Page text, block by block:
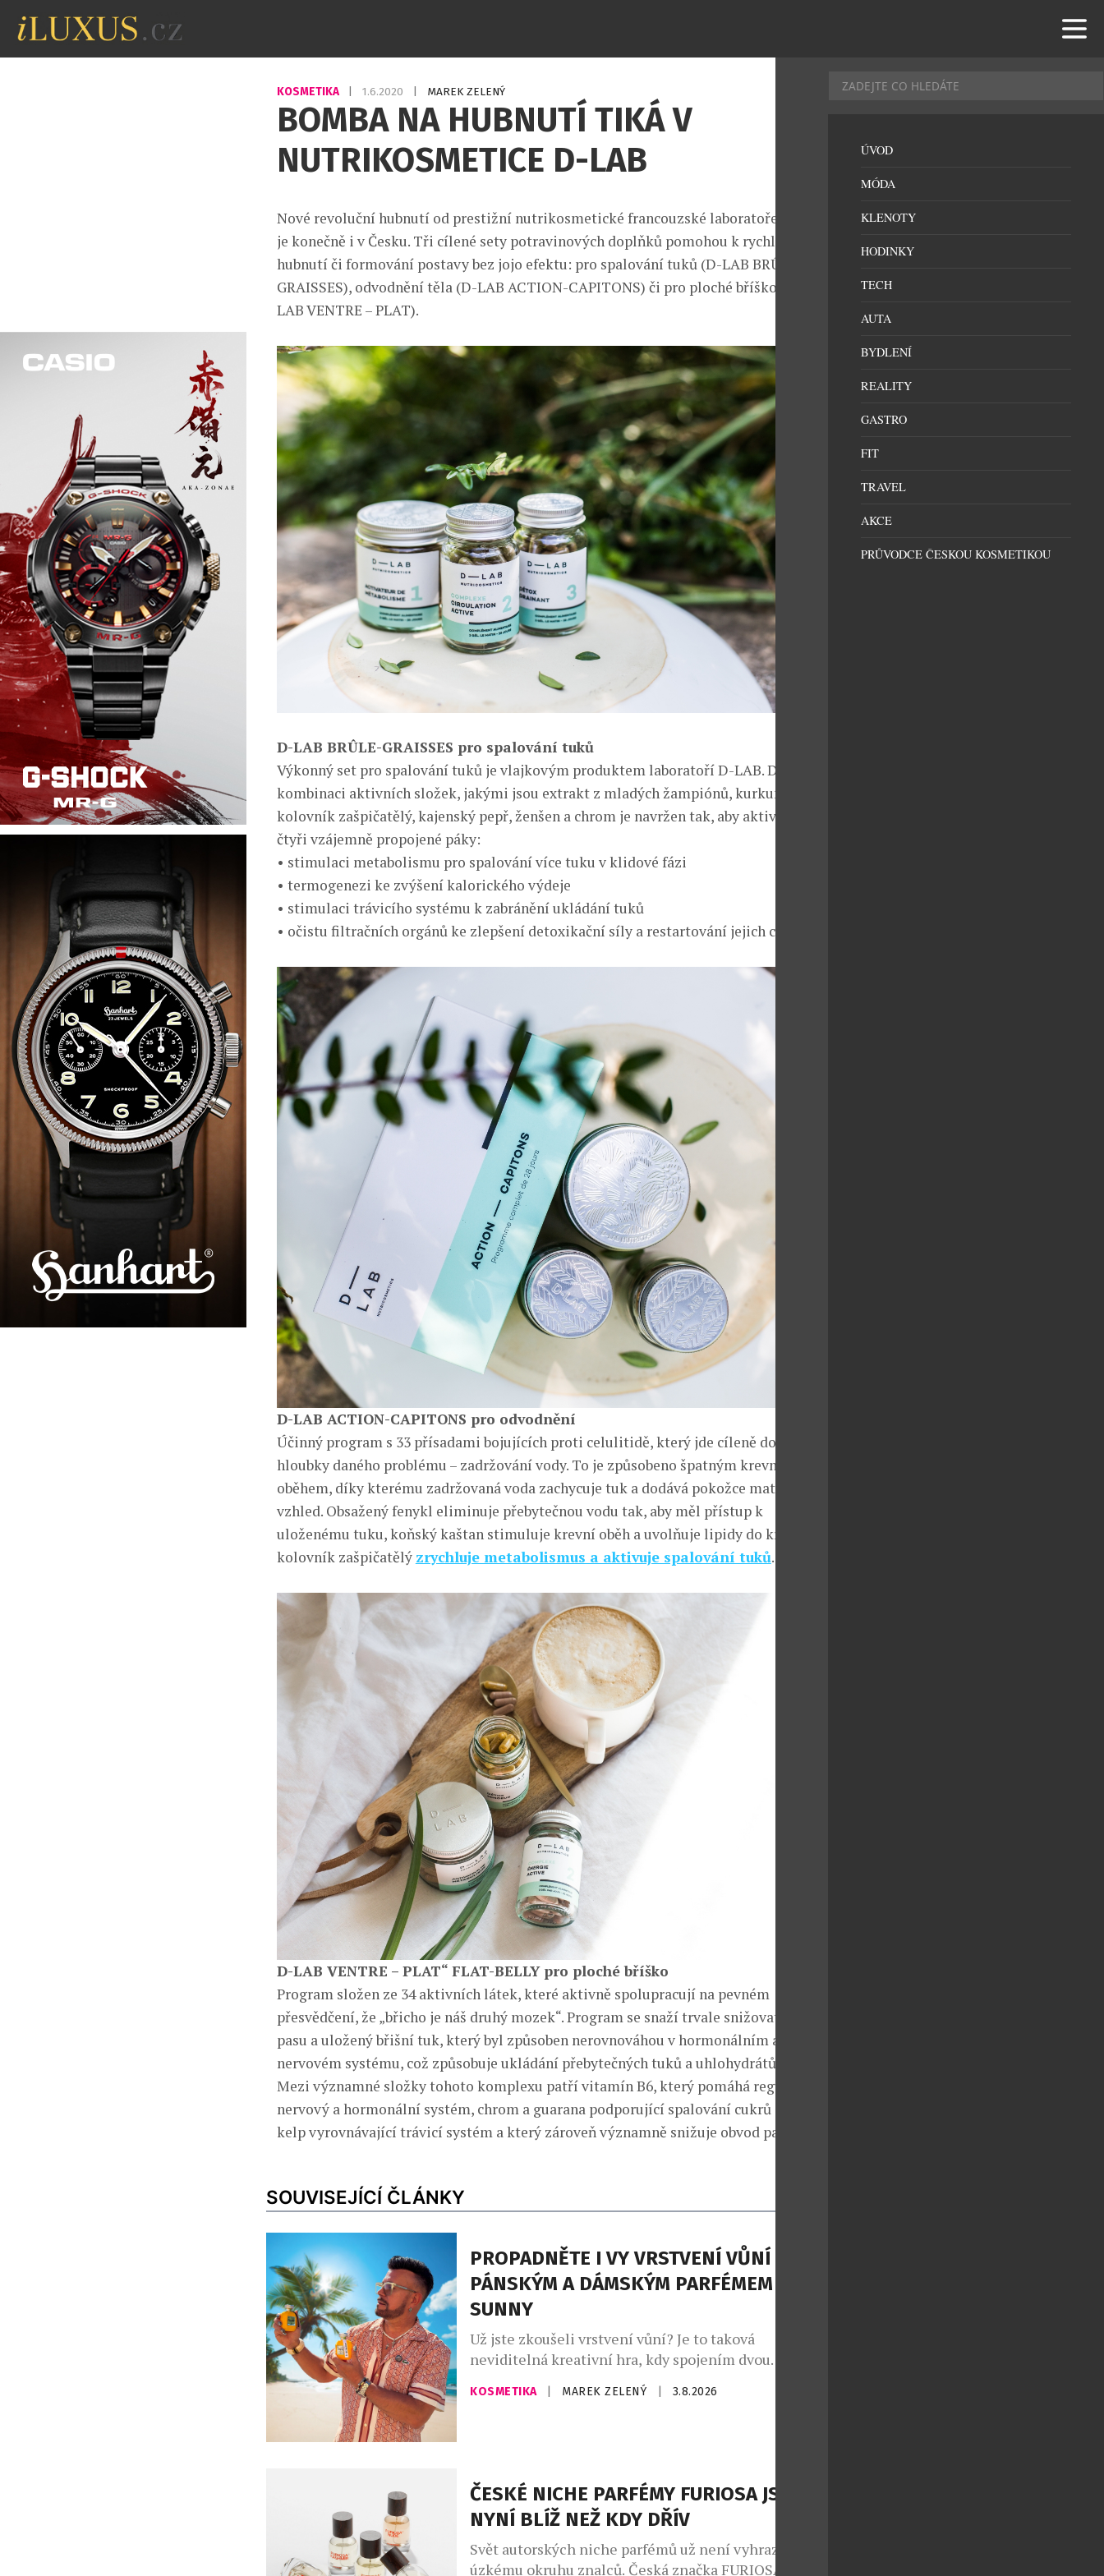
KOSMETIKA 1.6.2020 MAREK ZELENÝ
BOMBA NA HUBNUTÍ TIKÁ V
NUTRIKOSMETICE D-LAB
Nové revoluční hubnutí od prestižní nutrikosmetické francouzské laboratoře D-LAB
je konečně i v Česku. Tři cílené sety potravinových doplňků pomohou k rychlému
hubnutí či formování postavy bez jojo efektu: pro spalování tuků (D-LAB BRÛLE-
GRAISSES), odvodnění těla (D-LAB ACTION-CAPITONS) či pro ploché bříško (D-
LAB VENTRE – PLAT).
D-LAB BRÛLE-GRAISSES pro spalování tuků
Výkonný set pro spalování tuků je vlajkovým produktem laboratoří D-LAB. Díky
kombinaci aktivních složek, jakými jsou extrakt z mladých žampiónů, kurkuma,
kolovník zašpičatělý, kajenský pepř, ženšen a chrom je navržen tak, aby aktivoval
čtyři vzájemně propojené páky:
• stimulaci metabolismu pro spalování více tuku v klidové fázi
• termogenezi ke zvýšení kalorického výdeje
• stimulaci trávicího systému k zabránění ukládání tuků
• očistu filtračních orgánů ke zlepšení detoxikační síly a restartování jejich cyklu.
D-LAB ACTION-CAPITONS pro odvodnění
Účinný program s 33 přísadami bojujících proti celulitidě, který jde cíleně do
hloubky daného problému – zadržování vody. To je způsobeno špatným krevním
oběhem, díky kterému zadržovaná voda zachycuje tuk a dodává pokožce matný
vzhled. Obsažený fenykl eliminuje přebytečnou vodu tak, aby měl přístup k
uloženému tuku, koňský kaštan stimuluje krevní oběh a uvolňuje lipidy do krve a
kolovník zašpičatělý zrychluje metabolismus a aktivuje spalování tuků.
D-LAB VENTRE – PLAT“ FLAT-BELLY pro ploché bříško
Program složen ze 34 aktivních látek, které aktivně spolupracují na pevném
přesvědčení, že „břicho je náš druhý mozek“. Program se snaží trvale snižovat obvod
pasu a uložený břišní tuk, který byl způsoben nerovnováhou v hormonálním a
nervovém systému, což způsobuje ukládání přebytečných tuků a uhlohydrátů.
Mezi významné složky tohoto komplexu patří vitamín B6, který pomáhá regulovat
nervový a hormonální systém, chrom a guarana podporující spalování cukrů a tuků a
kelp vyrovnávající trávicí systém a který zároveň významně snižuje obvod pasu.
SOUVISEJÍCÍ ČLÁNKY
PROPADNĚTE I VY VRSTVENÍ VŮNÍ S
PÁNSKÝM A DÁMSKÝM PARFÉMEM THE
SUNNY
Už jste zkoušeli vrstvení vůní? Je to taková
neviditelná kreativní hra, kdy spojením dvou
zdánlivě odlišných vůní vytvoříte vlastní, naprosto
unikátní podpis. Ideální pro vrstvení vůní jsou nové
osobně miluji a inspiroval jsem se jím […]
KOSMETIKA MAREK ZELENÝ 3.8.2026
ČESKÉ NICHE PARFÉMY FURIOSA JSOU
NYNÍ BLÍŽ NEŽ KDY DŘÍV
Svět autorských niche parfémů už není vyhrazen jen
úzkému okruhu znalců. Česká značka FURIOSA
ÚVOD
MÓDA
KLENOTY
HODINKY
TECH
AUTA
BYDLENÍ
REALITY
GASTRO
FIT
TRAVEL
AKCE
PRŮVODCE ČESKOU KOSMETIKOU